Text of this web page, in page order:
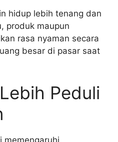
hidup lebih tenang dan
produk maupun
rasa nyaman secara
besar di pasar saat
Peduli